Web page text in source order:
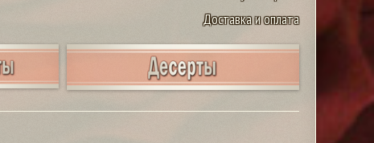
Доставка и оплата